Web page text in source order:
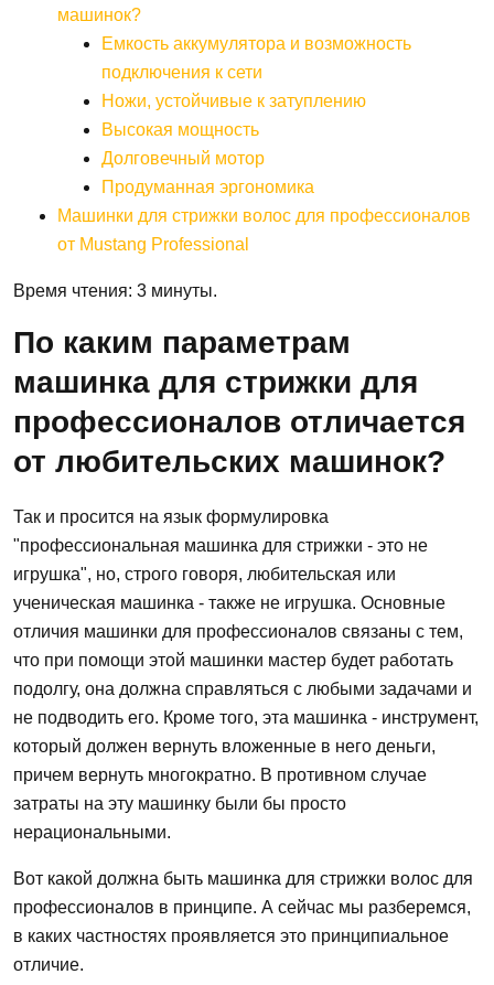
машинок?
Емкость аккумулятора и возможность
подключения к сети
Ножи, устойчивые к затуплению
Высокая мощность
Долговечный мотор
Продуманная эргономика
Машинки для стрижки волос для профессионалов
от Mustang Professional
Время чтения: 3 минуты.
По каким параметрам
машинка для стрижки для
профессионалов отличается
от любительских машинок?
Так и просится на язык формулировка
"профессиональная машинка для стрижки - это не
игрушка", но, строго говоря, любительская или
ученическая машинка - также не игрушка. Основные
отличия машинки для профессионалов связаны с тем,
что при помощи этой машинки мастер будет работать
подолгу, она должна справляться с любыми задачами и
не подводить его. Кроме того, эта машинка - инструмент,
который должен вернуть вложенные в него деньги,
причем вернуть многократно. В противном случае
затраты на эту машинку были бы просто
нерациональными.
Вот какой должна быть машинка для стрижки волос для
профессионалов в принципе. А сейчас мы разберемся,
в каких частностях проявляется это принципиальное
отличие.